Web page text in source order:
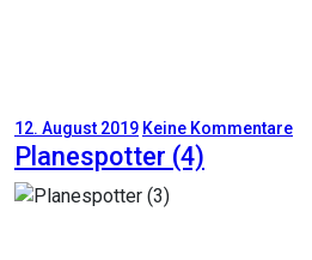
12. August 2019 Keine Kommentare
Planespotter (4)